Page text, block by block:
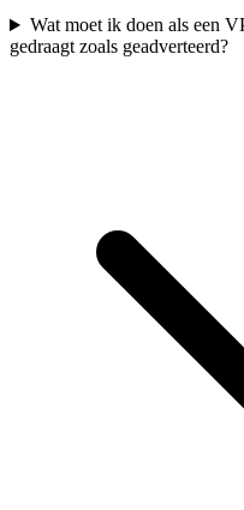
Wat moet ik doen als een
gedraagt zoals geadverteerd?